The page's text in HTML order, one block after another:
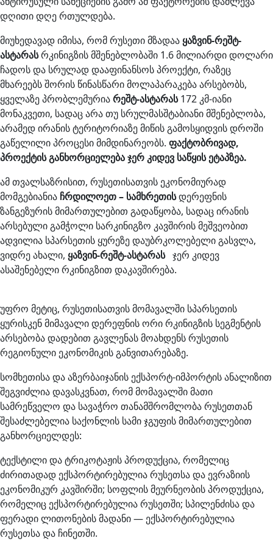
დღითი დღე რთულდება.
მიუხედავად იმისა, რომ რუსეთი მზადააყაზვინ-რეშტ-
ასტარასრკინიგზის მშენებლობაში 1.6 მილიარდი დოლარი
ჩადოს და სრულად დააფინანსოს პროექტი, რაზეც
მხარეებს შორის წინასწარი მოლაპარაკება არსებობს,
ყველაზე პრობლემურიარეშტ-ასტარას172 კმ-იანი
მონაკვეთი, სადაც არა თუ სრულმასშტაბიანი მშენებლობა,
არამედ ირანის ტერიტორიაზე მიწის გამოსყიდვის დროში
გაწელილი პროცესი მიმდინარეობს. ფაქტობრივად,
პროექტის განხორციელება ჯერ კიდევ საწყის ეტაპზეა.
ამ თვალსაზრისით, რუსეთისათვის ეკონომიურად
მომგებიანია ჩრდილოეთ – სამხრეთისდერეფნის
ზანგეზურის მიმართულებით გადაწყობა, სადაც ირანის
არსებული გამჭოლი სარკინიგზო კავშირის მეშვეობით
ადვილია სპარსეთის ყურეზე დაუბრკოლებელი გასვლა,
ვიდრე ახალი, ყაზვინ-რეშტ-ასტარას ჯერ კიდევ
ასაშენებელი რკინიგზით დაკავშირება.
უფრო მეტიც, რუსეთისათვის მომავალში სპარსეთის
ყურისკენ მიმავალი დერეფნის ორი რკინიგზის სეგმენტის
არსებობა დადებით გავლენას მოახდენს რუსეთის
რეგიონული ეკონომიკის განვითარებაზე.
სომხეთისა და აზერბაიჯანის ექსპორტ-იმპორტის ანალიზით
შეგვიძლია დავასკვნათ, რომ მომავალში მათი
სამრეწველო და სავაჭრო თანამშრომლობა რუსეთთან
შესაძლებელია საქონლის სამი ჯგუფის მიმართულებით
განხორციელდეს:
ტექსტილი და ტრიკოტაჟის პროდუქცია, რომელიც
ძირითადად ექსპორტირებულია რუსეთსა და ევრაზიის
ეკონომიკურ კავშირში; სოფლის მეურნეობის პროდუქცია,
რომელიც ექსპორტირებულია რუსეთში; სპილენძისა და
ფერადი ლითონების მადანი — ექსპორტირებულია
რუსეთსა და ჩინეთში.